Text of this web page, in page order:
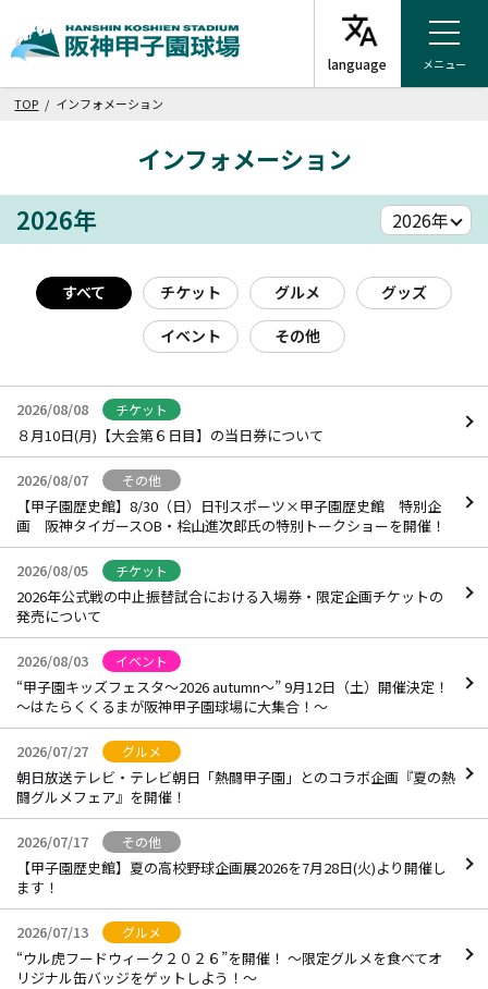
メニュー
TOP / インフォメーション
インフォメーション
2026年
すべて チケット グルメ
グッズ
イベント
その他
2026/08/08 チケット
８月10日(月)【大会第６日目】の当日券について
2026/08/07 その他
【甲子園歴史館】8/30（日）日刊スポーツ×甲子園歴史館 特別企
画 阪神タイガースOB・桧山進次郎氏の特別トークショーを開催！
2026/08/05 チケット
2026年公式戦の中止振替試合における入場券・限定企画チケットの
発売について
2026/08/03 イベント
“甲子園キッズフェスタ～2026 autumn～” 9月12日（土）開催決定！
～はたらくくるまが阪神甲子園球場に大集合！～
2026/07/27 グルメ
朝日放送テレビ・テレビ朝日「熱闘甲子園」とのコラボ企画『夏の熱
闘グルメフェア』を開催！
2026/07/17 その他
【甲子園歴史館】夏の高校野球企画展2026を7月28日(火)より開催し
ます！
2026/07/13 グルメ
“ウル虎フードウィーク２０２６”を開催！ ～限定グルメを食べてオ
リジナル缶バッジをゲットしよう！～